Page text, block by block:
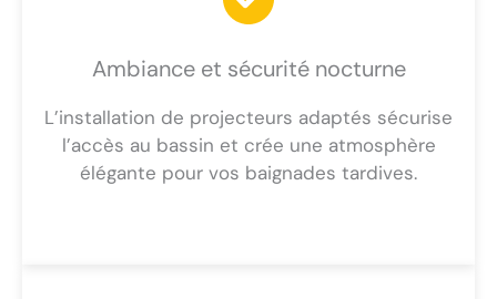
Ambiance et sécurité nocturne
L’installation de projecteurs adaptés sécurise
l’accès au bassin et crée une atmosphère
élégante pour vos baignades tardives.